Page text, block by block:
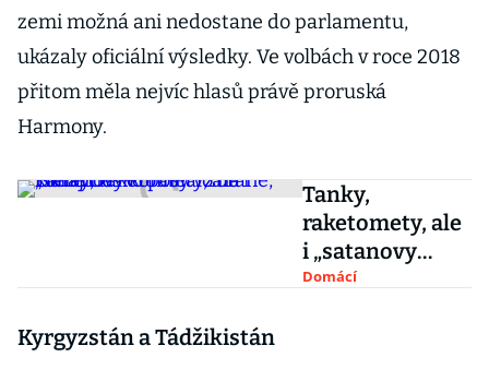
zemi možná ani nedostane do parlamentu,
ukázaly oficiální výsledky. Ve volbách v roce 2018
přitom měla nejvíc hlasů právě proruská
Harmony.
Tanky,
raketomety, ale
i „satanovy
koráby“. Zbraně,
Domácí
Kyrgyzstán a Tádžikistán